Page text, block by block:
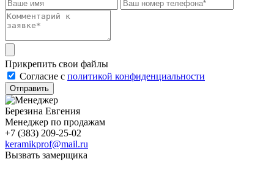
Прикрепить свои файлы
Cогласие с политикой конфиденциальности
Отправить
Березина Евгения
Менеджер по продажам
+7 (383) 209-25-02
keramikprof@mail.ru
Вызвать замерщика